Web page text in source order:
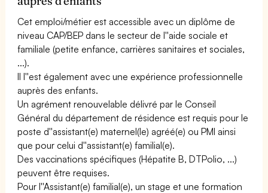
Cet emploi/métier est accessible avec un diplôme de
niveau CAP/BEP dans le secteur de l''aide sociale et
familiale (petite enfance, carrières sanitaires et sociales,
...).
Il l''est également avec une expérience professionnelle
auprès des enfants.
Un agrément renouvelable délivré par le Conseil
Général du département de résidence est requis pour le
poste d''assistant(e) maternel(le) agréé(e) ou PMI ainsi
que pour celui d''assistant(e) familial(e).
Des vaccinations spécifiques (Hépatite B, DTPolio, ...)
peuvent être requises.
Pour l''Assistant(e) familial(e), un stage et une formation